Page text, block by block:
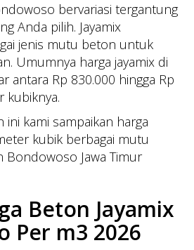
bervariasi tergantung
Anda pilih. Jayamix
jenis mutu beton untuk
Umumnya harga jayamix di
antara Rp 830.000 hingga Rp
kubiknya.
ini kami sampaikan harga
kubik berbagai mutu
Jawa Timur
Beton Jayamix
Per m3 2026